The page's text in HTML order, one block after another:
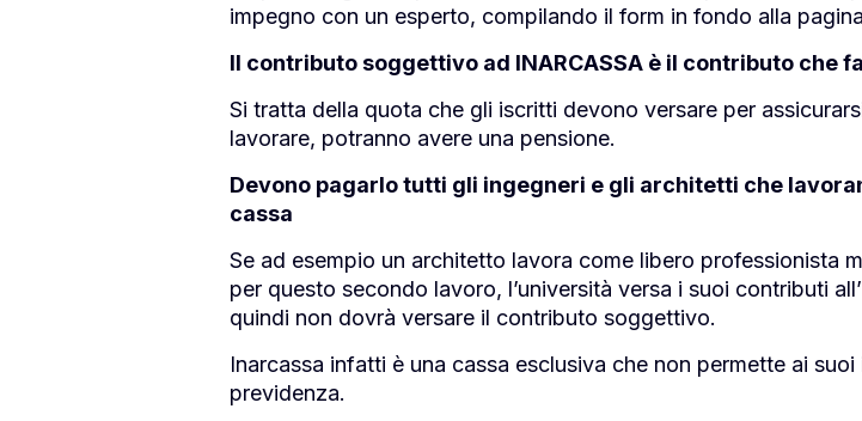
impegno con un esperto, compilando il form in fondo alla
Il contributo soggettivo ad INARCASSA è il contributo che
Si tratta della quota che gli iscritti devono versare per
lavorare, potranno avere una pensione.
Devono pagarlo tutti gli ingegneri e gli architetti che
cassa
Se ad esempio un architetto lavora come libero professionista
per questo secondo lavoro, l’università versa i suoi contributi
quindi non dovrà versare il contributo soggettivo.
Inarcassa infatti è una cassa esclusiva che non permette ai
previdenza.